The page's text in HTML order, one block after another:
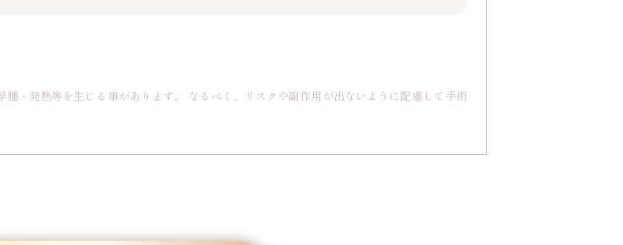
腫・発熱等を生じる事があります。 なるべく、リスクや副作用が出ないように配慮して手術